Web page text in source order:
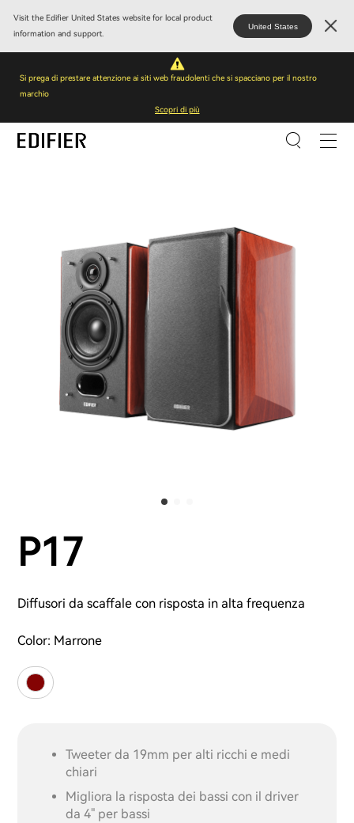
Visit the Edifier United States website for local product
information and support.
United States
Si prega di prestare attenzione ai siti web fraudolenti che si spacciano per il nostro
marchio
Scopri di più
P17
Diffusori da scaffale con risposta in alta frequenza
Color: Marrone
Tweeter da 19mm per alti ricchi e medi
chiari
Migliora la risposta dei bassi con il driver
da 4" per bassi